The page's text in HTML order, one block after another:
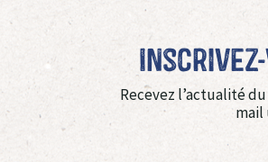
Recevez l’actualité
mail